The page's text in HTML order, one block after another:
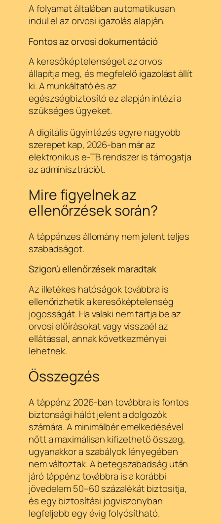
A folyamat általában automatikusan
indul el az orvosi igazolás alapján.
Fontos az orvosi dokumentáció
A keresőképtelenséget az orvos
állapítja meg, és megfelelő igazolást állít
ki. A munkáltató és az
egészségbiztosító ez alapján intézi a
szükséges ügyeket.
A digitális ügyintézés egyre nagyobb
szerepet kap, 2026-ban már az
elektronikus e-TB rendszer is támogatja
az adminisztrációt.
Mire figyelnek az
ellenőrzések során?
A táppénzes állomány nem jelent teljes
szabadságot.
Szigorú ellenőrzések maradtak
Az illetékes hatóságok továbbra is
ellenőrizhetik a keresőképtelenség
jogosságát. Ha valaki nem tartja be az
orvosi előírásokat vagy visszaél az
ellátással, annak következményei
lehetnek.
Összegzés
A táppénz 2026-ban továbbra is fontos
biztonsági hálót jelent a dolgozók
számára. A minimálbér emelkedésével
nőtt a maximálisan kifizethető összeg,
ugyanakkor a szabályok lényegében
nem változtak. A betegszabadság után
járó táppénz továbbra is a korábbi
jövedelem 50–60 százalékát biztosítja,
és egy biztosítási jogviszonyban
legfeljebb egy évig folyósítható.